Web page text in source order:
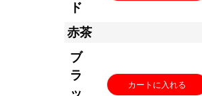
ド
赤茶
ブ
ラ
カートに入れる